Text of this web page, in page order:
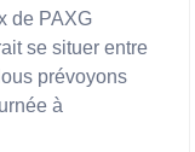
de PAXG
se situer entre
prévoyons
à